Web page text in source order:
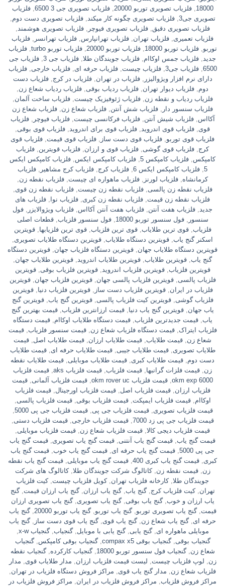
18000
,فلزیاب تصویری توربو 20000 ,فلزیاب تصویری جی 3 6500 ,فلزیاب
تصویری جی3 ,فلزیاب تصویری چگونه کار میکند,فلزیاب تصویری دست دوم,
فلزیاب تصویری دقیق,فلزیاب تصویری فیوچر ,فلزیاب تصویری هوشمند,
فلزیاب تعمیری, فلزیاب تهران, فلزیاب تهرانپارس, فلزیاب تهرانسر , فلزیاب
توربو,فلزیاب توربو 18000 ,فلزیاب توربو 20000 ,فلزیاب توربو turbo ,فلزیاب
جدید, فلزیاب جمس اوکاام, فلزیاب جویندگان طلا, فلزیاب جی 3 , فلزیاب جی
6500
,فلزیاب جی3 ,فلزیاب چیست,فلزیاب حرفه ای,فلزیاب خارجی,فلزیاب
دارای نرم افزار ویژوالیزر ,فلزیاب در تهران,فلزیاب در کرج,فلزیاب دست
دوم, فلزیاب دیوار تهران, فلزیاب ردیاب بوقی, فلزیاب ردیاب شعاع زن,
فلزیاب ردیاب و نقطه زن,فلزیاب ژئوفیزیک چیست,فلزیاب ساخت آلمان,
فلزیاب سنسور دار , فلزیاب شش آنتن, فلزیاب شعاع زن, فلزیاب شعاع زن
آکااس,فلزیاب شیش آنتن,فلزیاب فرکانسی چیست,فلزیاب فیوچر ,فلزیاب
قوی, فلزیاب قوی اندروید, فلزیاب قوی برای اندروید, فلزیاب قوی بوقی,
فلزیاب قوی توربو, فلزیاب قوی دست ساز , فلزیاب قوی قیمت, فلزیاب قوی
کرج, فلزیاب قوی گوشی, فلزیاب قوی و ارزان, فلزیاب قویترین, فلزیاب
کامپکس, فلزیاب کامپکس 5 , فلزیاب کامپکس ایکس, فلزیاب کامپکس ایکس
5
, فلزیاب کامپکس ایکس 6 , فلزیاب کرج, فلزیاب کرج مشاهیر , فلزیاب
کرمانشاه, فلزیاب لورنز , فلزیاب ماهواره ای چیست, فلزیاب نقطه زن,
فلزیاب نقطه زن پالسی,فلزیاب نقطه زن چیست,فلزیاب نقطه زن قوی,
فلزیاب نقطه زن قیمت, فلزیاب نقطه زن کبری, فلزیاب نوا , فلزیاب های
جدید, فلزیاب هفت آنتن, فلزیاب هفت آنتن آکااس, فلزیاب ویژوالایزر , فول
سنسور ,فول سنسور توربو 18000 ,فول سنسور فلزیاب,قطعات اصلی
فلزیاب,قوی ترین طلایاب,قوی ترین فلزیاب,قوی ترین فلزیابها,قویترین
اسکنر گنج یاب, قویترین دستگاه طلایاب, قویترین دستگاه طلایاب تصویری,
قویترین دستگاه طلایاب جهان, قویترین دستگاه فلزیاب جهان, قویترین دستگاه
گنج یاب, قویترین طلایاب, قویترین طلایاب اندروید, قویترین طلایاب جهان,
قویترین فلزیاب,قویترین فلزیاب اندروید,قویترین فلزیاب بوقی,قویترین
فلزیاب پالسی,قویترین فلزیاب پالسی جهان,قویترین فلزیاب جهان,قویترین
فلزیاب در ایران,قویترین فلزیاب دست ساز ,قویترین فلزیاب دنیا,قویترین
فلزیاب گوشی,قویترین کیت فلزیاب پالسی,قویترین گنج یاب,قویترین گنج
یاب جهان,قویترین گنج یاب دنیا,قیمت ارزانترین فلزیاب,قیمت بهترین گنج
یاب,قیمت جدیدترین فلزیاب,قیمت دستگاه طلایاب اوکاام,قیمت دستگاه
فلزیاب ایتراک,قیمت دستگاه فلزیاب شعاع زن,قیمت سنسور فلزیاب,قیمت
شعاع زن, قیمت طلایاب, قیمت طلایاب ارزان, قیمت طلایاب اصل, قیمت
طلایاب تصویری,قیمت طلایاب جیبی,قیمت طلایاب حرفه ای,قیمت طلایاب
دست دوم, قیمت طلایاب کبری, قیمت طلایاب موبایلی, قیمت طلایاب نقطه
زن, قیمت فلزات گرانبها, قیمت فلزیاب, قیمت فلزیاب aks , قیمت فلزیاب
okm exp 6000
, قیمت فلزیاب okm rover uc , قیمت فلزیاب آلمانی, قیمت
فلزیاب ارزان,قیمت فلزیاب اصل,قیمت فلزیاب اورجینال,قیمت فلزیاب
اوکاام,قیمت فلزیاب ایمپکت,قیمت فلزیاب بوقی,قیمت فلزیاب پالسی,
قیمت فلزیاب تصویری,قیمت فلزیاب جی پی,قیمت فلزیاب جی پی 5000
,
قیمت فلزیاب جی پی زد 7000
,قیمت فلزیاب خارجی,قیمت فلزیاب دستی,
قیمت فلزیاب دیجی کالا, قیمت فلزیاب شعاع زن, قیمت فلزیاب موبایلی,
قیمت گنج یاب, قیمت گنج یاب آنتنی, قیمت گنج یاب تصویری, قیمت گنج یاب
جی پی 5000
, قیمت گنج یاب حرفه ای, قیمت گنج یاب خوب, قیمت گنج یاب
کبری, قیمت گنج یاب کبری 400 , قیمت گنج یاب موبایلی, قیمت گنج یاب نقطه
زن,قیمت نقطه زن,کاتالوگ شرکت جویندگان طلا,کاتالوگ های شرکت
جویندگان طلا,کارخانه فلزیاب تهران,کویل فلزیاب چیست,کیت فلزیاب
تهران,کیت فلزیاب کرج,گنج یاب,گنج یاب ارزان,گنج یاب ارزان قیمت,گنج
یاب ارزان و خوب,گنج یاب بوقی,گنج یاب تصویری,گنج یاب تصویری ارزان
قیمت,گنج یاب تصویری توربو,گنج یاب توربو,گنج یاب توربو 20000 ,گنج یاب
حرفه ای,گنج یاب شعاع زن,گنج یاب قوی,گنج یاب قوی دست ساز ,گنج یاب
موبایلی ماهواره ای,گنج یابی,گنج یابی با موبایل,گنجیاب,گنجیاب x-w
,
گنجیاب بوقی,گنجیاب بوقی compax x5 ,گنجیاب بوقی کامپکس,گنجیاب
شعاع زن,گنجیاب فول سنسور توربو 18000 ,گنجیاب کارکرده,گنجیاب نقطه
زن, لوپ فلزیاب چیست, لیست قیمت فلزیاب ارزان, مدار طلایاب قوی, مدار
فلزیاب شعاع زن, مدار گنج یاب قوی, مراکز فروش دستگاه فلزیاب در تهران,
مراکز فروش فلزیاب, مراکز فروش فلزیاب در ایران, مراکز فروش فلزیاب در